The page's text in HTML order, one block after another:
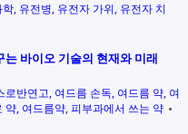
학 유전병 유전자 가위 유전자 치
바이오 기술의 현재와 미래
로반연고 여드름 손독 여드름 약 여
약 여드름약 피부과에서 쓰는 약